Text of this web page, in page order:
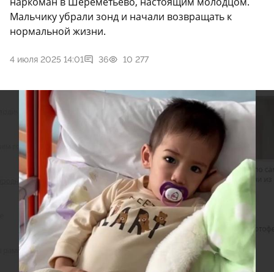
Мальчику убрали зонд и начали возвращать к
нормальной жизни.
4 июля 2025 14:01 36 10 277